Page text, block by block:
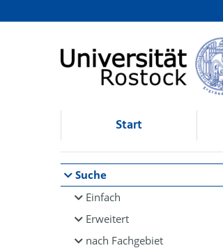
Browsen
direkt zum Inhalt
Start
Suche
Einfach
Erweitert
nach Fachgebiet